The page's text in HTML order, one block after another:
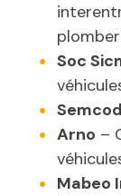
Soc
Arno –
Mabeo